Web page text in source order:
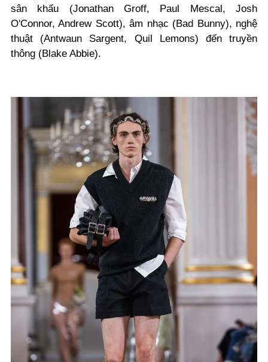
sân khấu (Jonathan Groff, Paul Mescal, Josh
O'Connor, Andrew Scott), âm nhạc (Bad Bunny), nghệ
thuật (Antwaun Sargent, Quil Lemons) đến truyền
thông (Blake Abbie).